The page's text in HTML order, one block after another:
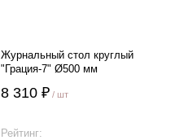
Журнальный стол круглый
"Грация-7" Ø500 мм
8 310 ₽ / шт
Рейтинг: